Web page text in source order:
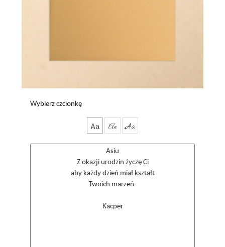
Wybierz czcionkę
Aa Aa Aa